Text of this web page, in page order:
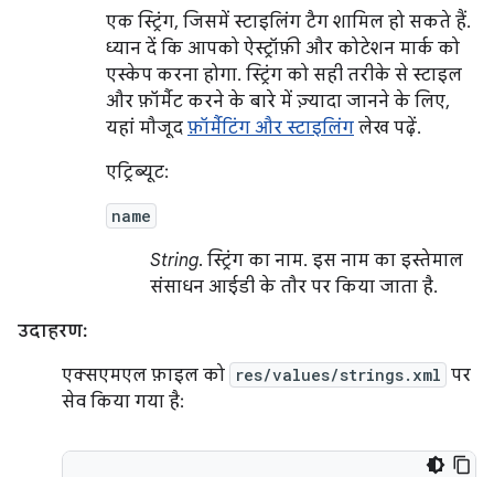
एक स्ट्रिंग, जिसमें स्टाइलिंग टैग शामिल हो सकते हैं.
ध्यान दें कि आपको ऐस्ट्रॉफ़ी और कोटेशन मार्क को
एस्केप करना होगा. स्ट्रिंग को सही तरीके से स्टाइल
और फ़ॉर्मैट करने के बारे में ज़्यादा जानने के लिए,
यहां मौजूद फ़ॉर्मैटिंग और स्टाइलिंग लेख पढ़ें.
एट्रिब्यूट:
name
String. स्ट्रिंग का नाम. इस नाम का इस्तेमाल
संसाधन आईडी के तौर पर किया जाता है.
उदाहरण:
एक्सएमएल फ़ाइल को res/values/strings.xml पर
सेव किया गया है: